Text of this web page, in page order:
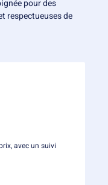
pour des
respectueuses de
avec un suivi